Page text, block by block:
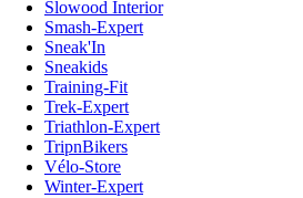
Slowood Interior
Smash-Expert
Sneak'In
Sneakids
Training-Fit
Trek-Expert
Triathlon-Expert
TripnBikers
Vélo-Store
Winter-Expert